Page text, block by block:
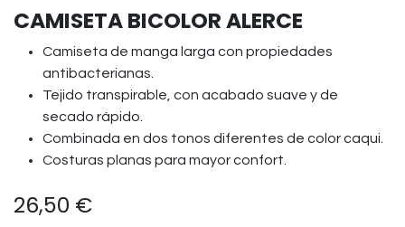
CAMISETA BICOLOR ALERCE
Camiseta de manga larga con propiedades
antibacterianas.
Tejido transpirable, con acabado suave y de
secado rápido.
Combinada en dos tonos diferentes de color caqui.
Costuras planas para mayor confort.
26,50 €